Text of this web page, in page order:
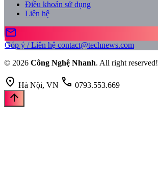
Điều khoản sử dụng
Liên hệ
mail
Góp ý / Liên hệ contact@technews.com
© 2026 Công Nghệ Nhanh. All right reserved!
location_on Hà Nội, VN call 0793.553.669
arrow_upward